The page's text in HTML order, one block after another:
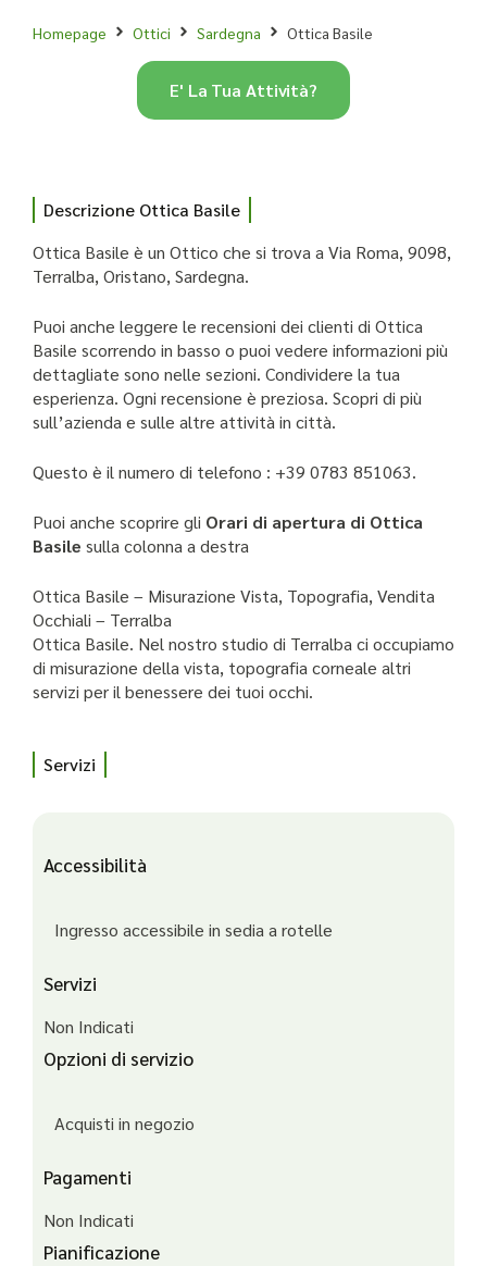
Homepage Ottici Sardegna Ottica Basile
Descrizione Ottica Basile
Ottica Basile è un Ottico che si trova a Via Roma, 9098,
Terralba, Oristano, Sardegna.
Puoi anche leggere le recensioni dei clienti di Ottica
Basile scorrendo in basso o puoi vedere informazioni più
dettagliate sono nelle sezioni. Condividere la tua
esperienza. Ogni recensione è preziosa. Scopri di più
sull’azienda e sulle altre attività in città.
Questo è il numero di telefono : +39 0783 851063.
Puoi anche scoprire gli Orari di apertura di Ottica
Basile sulla colonna a destra
Ottica Basile – Misurazione Vista, Topografia, Vendita
Occhiali – Terralba
Ottica Basile. Nel nostro studio di Terralba ci occupiamo
di misurazione della vista, topografia corneale altri
servizi per il benessere dei tuoi occhi.
Servizi
Accessibilità
Ingresso accessibile in sedia a rotelle
Servizi
Non Indicati
Opzioni di servizio
Acquisti in negozio
Pagamenti
Non Indicati
Pianificazione
E' La Tua Attività?